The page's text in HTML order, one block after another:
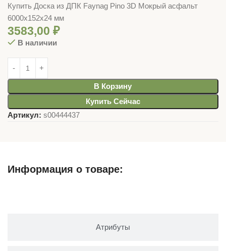
Купить Доска из ДПК Faynag Pino 3D Мокрый асфальт
6000х152х24 мм
3583,00 ₽
В наличии
В Корзину
Купить Сейчас
Артикул: s00444437
Информация о товаре:
Атрибуты